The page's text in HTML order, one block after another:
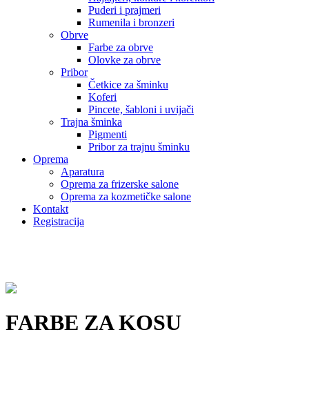
Puderi i prajmeri
Rumenila i bronzeri
Obrve
Farbe za obrve
Olovke za obrve
Pribor
Četkice za šminku
Koferi
Pincete, šabloni i uvijači
Trajna šminka
Pigmenti
Pribor za trajnu šminku
Oprema
Aparatura
Oprema za frizerske salone
Oprema za kozmetičke salone
Kontakt
Registracija
FARBE ZA KOSU